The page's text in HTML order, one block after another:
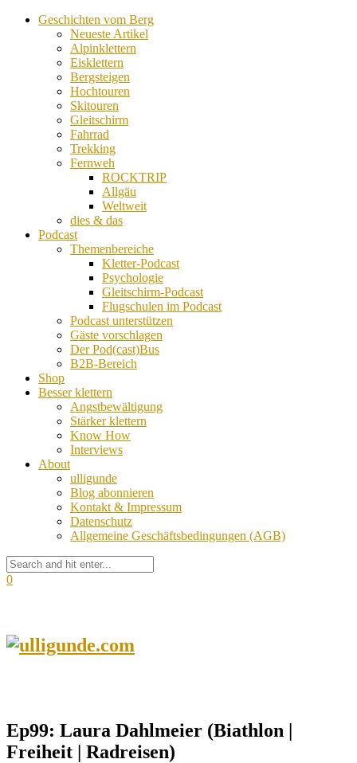
Geschichten vom Berg
Neueste Artikel
Alpinklettern
Eisklettern
Bergsteigen
Hochtouren
Skitouren
Gleitschirm
Fahrrad
Trekking
Fernweh
ROCKTRIP
Allgäu
Weltweit
dies & das
Podcast
Themenbereiche
Kletter-Podcast
Psychologie
Gleitschirm-Podcast
Flugschulen im Podcast
Podcast unterstützen
Gäste vorschlagen
Der Pod(cast)Bus
B2B-Bereich
Shop
Besser klettern
Angstbewältigung
Stärker klettern
Know How
Interviews
About
ulligunde
Blog abonnieren
Kontakt & Impressum
Datenschutz
Allgemeine Geschäftsbedingungen (AGB)
0
Ep99: Laura Dahlmeier (Biathlon |
Freiheit | Radreisen)